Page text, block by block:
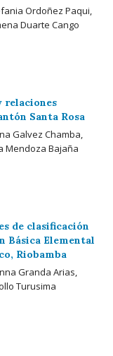
Ordoñez Paqui,
Duarte Cango
relaciones
Santa Rosa
Galvez Chamba,
Mendoza Bajaña
de clasificación
Básica Elemental
Riobamba
Granda Arias,
Turusima